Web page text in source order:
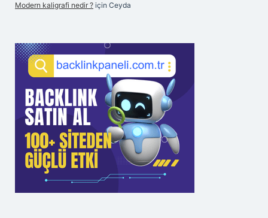
Modern kaligrafi nedir ? için Ceyda